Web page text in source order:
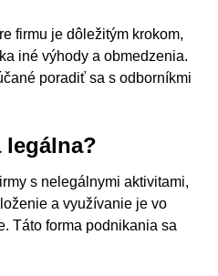
firmu je dôležitým krokom,
iné výhody a obmedzenia.
poradiť sa s odborníkmi
legálna?
s nelegálnymi aktivitami,
a využívanie je vo
Táto forma podnikania sa